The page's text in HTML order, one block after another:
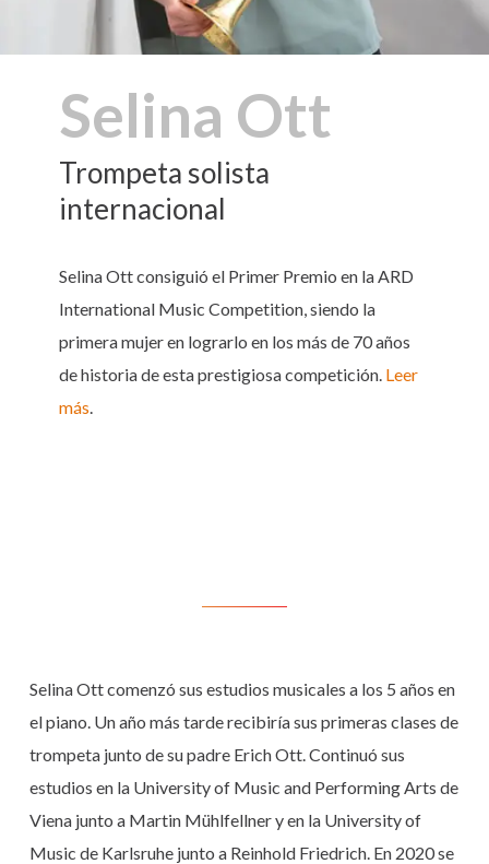
Selina Ott
Trompeta solista
internacional
Selina Ott consiguió el Primer Premio en la ARD
International Music Competition, siendo la
primera mujer en lograrlo en los más de 70 años
de historia de esta prestigiosa competición. Leer
más.
Selina Ott comenzó sus estudios musicales a los 5 años en
el piano. Un año más tarde recibiría sus primeras clases de
trompeta junto de su padre Erich Ott. Continuó sus
estudios en la University of Music and Performing Arts de
Viena junto a Martin Mühlfellner y en la University of
Music de Karlsruhe junto a Reinhold Friedrich. En 2020 se